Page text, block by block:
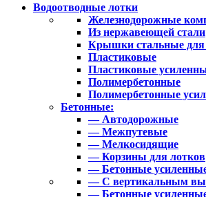
Водоотводные лотки
Железнодорожные
Из нержавеющей стали
Крышки стальные для
Пластиковые
Пластиковые
Полимербетонные
Полимербетонные
Бетонные:
— Автодорожные
— Межпутевые
— Мелкосидящие
— Корзины для лотков
— Бетонные
— С вертикальным
— Бетонные усиленные